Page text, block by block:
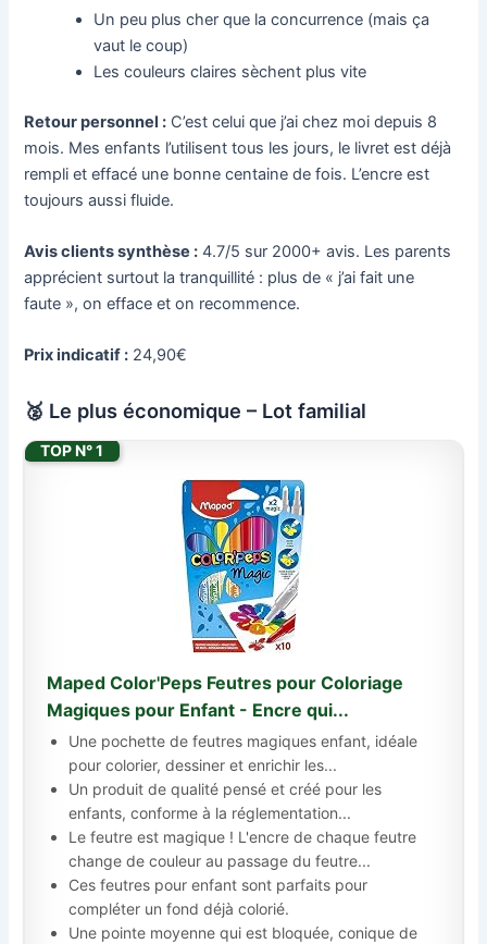
Un peu plus cher que la concurrence (mais ça
vaut le coup)
Les couleurs claires sèchent plus vite
Retour personnel : C’est celui que j’ai chez moi depuis 8
mois. Mes enfants l’utilisent tous les jours, le livret est déjà
rempli et effacé une bonne centaine de fois. L’encre est
toujours aussi fluide.
Avis clients synthèse : 4.7/5 sur 2000+ avis. Les parents
apprécient surtout la tranquillité : plus de « j’ai fait une
faute », on efface et on recommence.
Prix indicatif : 24,90€
🥈 Le plus économique – Lot familial
TOP N° 1
Maped Color'Peps Feutres pour Coloriage
Magiques pour Enfant - Encre qui...
Une pochette de feutres magiques enfant, idéale
pour colorier, dessiner et enrichir les...
Un produit de qualité pensé et créé pour les
enfants, conforme à la réglementation...
Le feutre est magique ! L'encre de chaque feutre
change de couleur au passage du feutre...
Ces feutres pour enfant sont parfaits pour
compléter un fond déjà colorié.
Une pointe moyenne qui est bloquée, conique de